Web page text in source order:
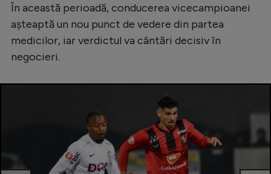
EURO 2024
Stranieri
Tenis
Handbal
Natație
În această perioadă, conducerea vicecampioanei
așteaptă un nou punct de vedere din partea
medicilor, iar verdictul va cântări decisiv în
negocieri.